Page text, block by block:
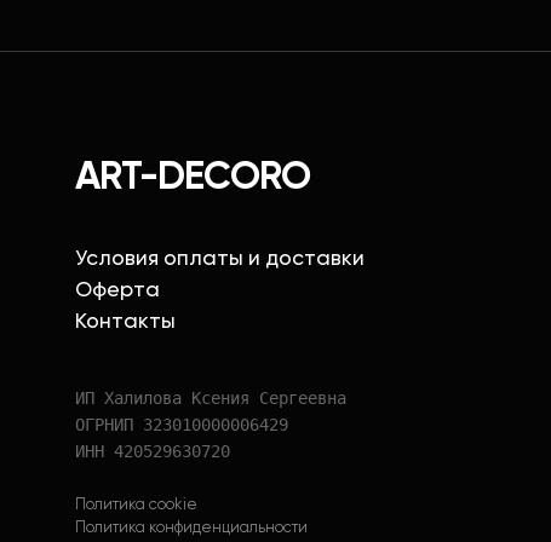
ART-DECORO
Условия оплаты и доставки
Оферта
Контакты
ИП Халилова Ксения Сергеевна
ОГРНИП 323010000006429
ИНН 420529630720
Политика cookie
Политика конфиденциальности